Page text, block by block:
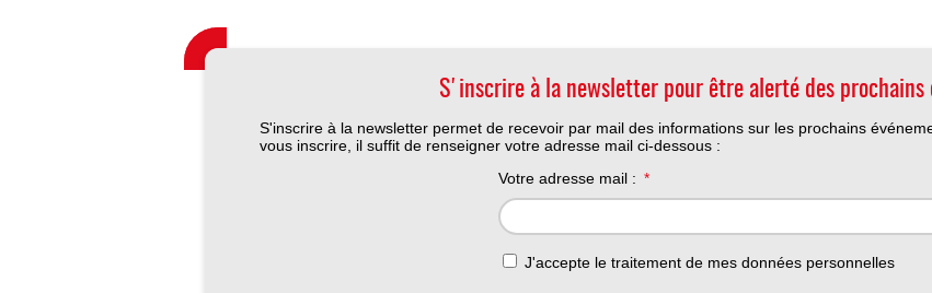
S'inscrire à la newsletter pour être alerté des prochains
S'inscrire à la newsletter permet de recevoir par mail des informations sur les prochains
vous inscrire, il suffit de renseigner votre adresse mail ci-dessous :
Votre adresse mail :
J'accepte le traitement de mes données personnelles